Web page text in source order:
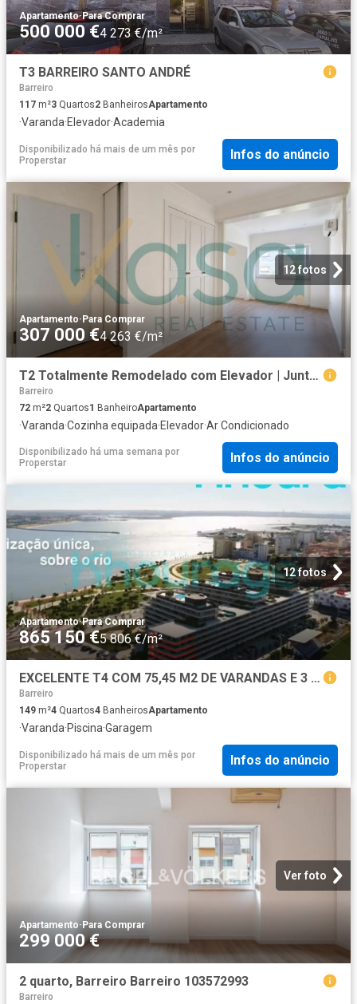
Apartamento·Para Comprar
500 000 €4 273 €/m²
T3 BARREIRO SANTO ANDRÉ
Barreiro
117 m²3 Quartos2 BanheirosApartamento
·Varanda·Elevador·Academia
Disponibilizado há mais de um mês por
Properstar
Infos do anúncio
12 fotos
Apartamento·Para Comprar
307 000 €4 263 €/m²
T2 Totalmente Remodelado com Elevador | Junto à Estação Fluvial do Barreiro
Barreiro
72 m²2 Quartos1 BanheiroApartamento
·Varanda·Cozinha equipada·Elevador·Ar Condicionado
Disponibilizado há uma semana por
Properstar
Infos do anúncio
12 fotos
Apartamento·Para Comprar
865 150 €5 806 €/m²
EXCELENTE T4 COM 75,45 M2 DE VARANDAS E 3 LUGARES DE ESTACIONAMENTO
Barreiro
149 m²4 Quartos4 BanheirosApartamento
·Varanda·Piscina·Garagem
Disponibilizado há mais de um mês por
Properstar
Infos do anúncio
Ver foto
Apartamento·Para Comprar
299 000 €
2 quarto, Barreiro Barreiro 103572993
Barreiro